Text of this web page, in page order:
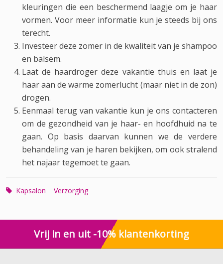
kleuringen die een beschermend laagje om je haar
vormen. Voor meer informatie kun je steeds bij ons
terecht.
Investeer deze zomer in de kwaliteit van je shampoo
en balsem.
Laat de haardroger deze vakantie thuis en laat je
haar aan de warme zomerlucht (maar niet in de zon)
drogen.
Eenmaal terug van vakantie kun je ons contacteren
om de gezondheid van je haar- en hoofdhuid na te
gaan. Op basis daarvan kunnen we de verdere
behandeling van je haren bekijken, om ook stralend
het najaar tegemoet te gaan.
Kapsalon Verzorging
Vrij in en uit -10% klantenkorting